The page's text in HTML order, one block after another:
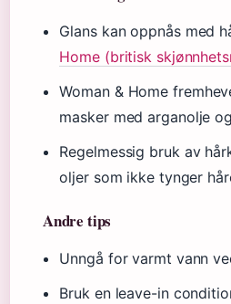
Glans kan oppnås med
Home (britisk
Woman & Home
masker med arganolje
Regelmessig bruk av
oljer som ikke tynger
Andre tips
Unngå for varmt vann
Bruk en leave-in